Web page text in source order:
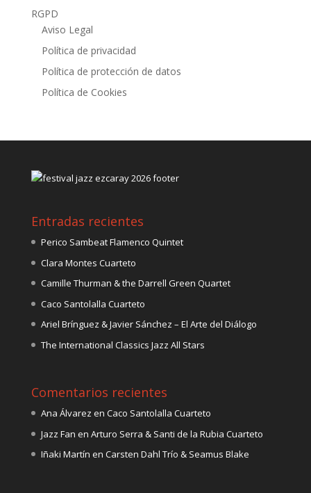
RGPD
Aviso Legal
Política de privacidad
Política de protección de datos
Política de Cookies
Entradas recientes
Perico Sambeat Flamenco Quintet
Clara Montes Cuarteto
Camille Thurman & the Darrell Green Quartet
Caco Santolalla Cuarteto
Ariel Brínguez & Javier Sánchez – El Arte del Diálogo
The International Classics Jazz All Stars
Comentarios recientes
Ana Álvarez en Caco Santolalla Cuarteto
Jazz Fan en Arturo Serra & Santi de la Rubia Cuarteto
Iñaki Martín en Carsten Dahl Trío & Seamus Blake